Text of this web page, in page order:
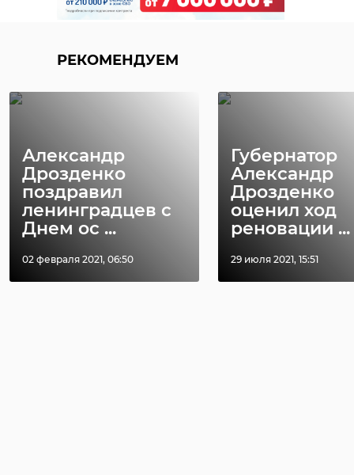
РЕКОМЕНДУЕМ
Александр
Дрозденко
поздравил
ленинградцев с
Днем ос ...
02 февраля 2021, 06:50
Губернатор
Александр
Дрозденко
оценил ход
реновации ...
29 июля 2021, 15:51